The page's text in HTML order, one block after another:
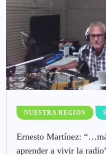
NUESTRA REGIÓN
Ernesto Martínez:
aprender a vivir la